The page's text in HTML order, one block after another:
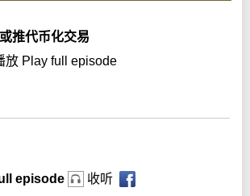
推代币化交易
放 Play full episode
episode 收听